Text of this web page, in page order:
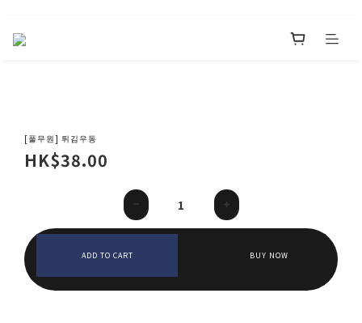
[풀무원] 튀김우동
HK$38.00
ADD TO CART BUY NOW